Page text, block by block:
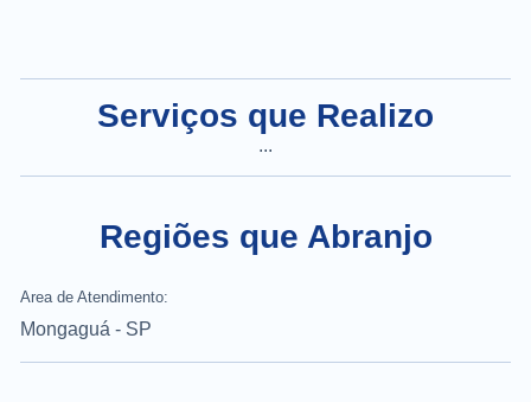
Serviços que Realizo
...
Regiões que Abranjo
Area de Atendimento:
Mongaguá - SP